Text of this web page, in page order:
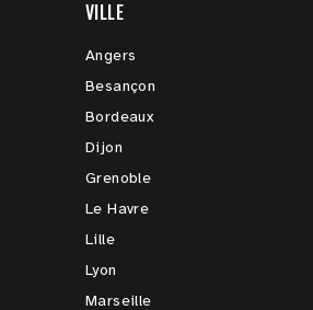
VILLE
Angers
Besançon
Bordeaux
Dijon
Grenoble
Le Havre
Lille
Lyon
Marseille